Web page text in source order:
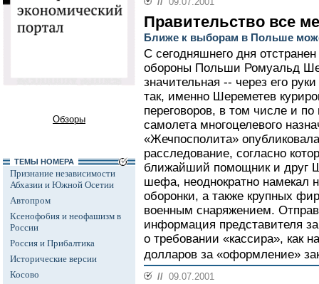
Обзоры
ТЕМЫ НОМЕРА
Признание независимости
Абхазии и Южной Осетии
Автопром
Ксенофобия и неофашизм в
России
Россия и Прибалтика
Исторические версии
Косово
Правительство все
Ближе к выборам в Польше
С сегодняшнего дня
обороны Польши Ромуальд
значительная -- через его
так, именно Шереметев
переговоров, в том числе и
самолета многоцелевого
«Жечпосполита»
расследование, согласно
ближайший помощник и друг
шефа, неоднократно намекал
оборонки, а также крупных
военным снаряжением.
информация представителя
о требовании «кассира», как
долларов за «оформление»
// 09.07.2001